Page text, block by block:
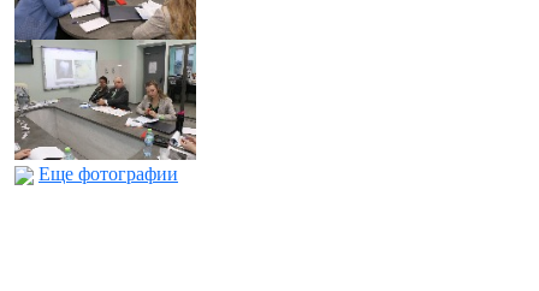
Еще фотографии